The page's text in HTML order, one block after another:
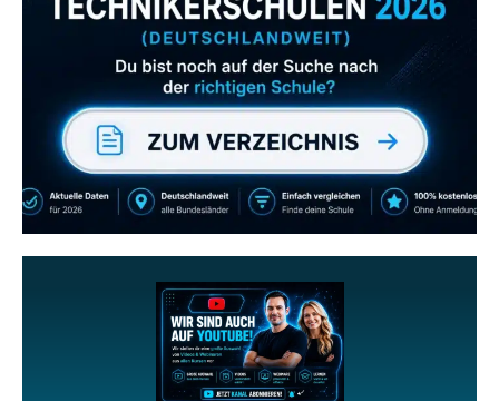
Abonniere uns auch
gerne
wenn dir unsere Videos gefallen!
ZUM YOUTUBE KANAL